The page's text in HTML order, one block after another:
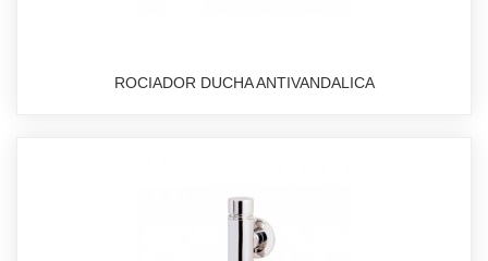
ROCIADOR DUCHA ANTIVANDALICA